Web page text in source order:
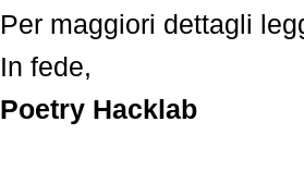
Per maggiori dettagli
In fede,
Poetry Hacklab